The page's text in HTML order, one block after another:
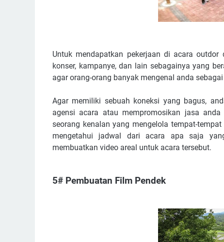
Untuk mendapatkan pekerjaan di acara
konser, kampanye, dan lain sebagainya yang
agar orang-orang banyak mengenal anda
Agar memiliki sebuah koneksi yang bagus,
agensi acara atau mempromosikan jasa
seorang kenalan yang mengelola tempat-
mengetahui jadwal dari acara apa saja
membuatkan video areal untuk acara tersebut.
5# Pembuatan Film Pendek